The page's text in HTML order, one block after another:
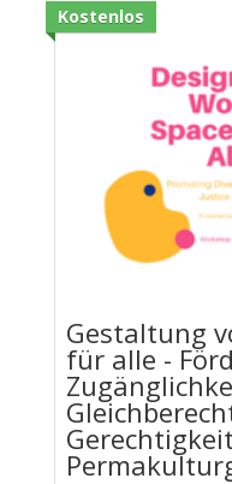
Kostenlos
Gestaltung
für alle -